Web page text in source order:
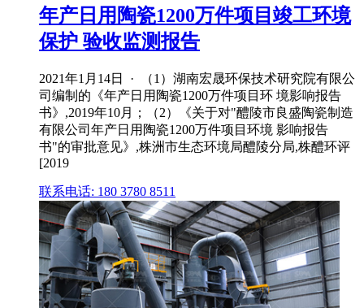
年产日用陶瓷1200万件项目竣工环境
保护 验收监测报告
2021年1月14日 · （1）湖南宏晟环保技术研究院有限公
司编制的《年产日用陶瓷1200万件项目环 境影响报告
书》,2019年10月；（2）《关于对"醴陵市良盛陶瓷制造
有限公司年产日用陶瓷1200万件项目环境 影响报告
书"的审批意见》,株洲市生态环境局醴陵分局,株醴环评
[2019
联系电话: 180 3780 8511